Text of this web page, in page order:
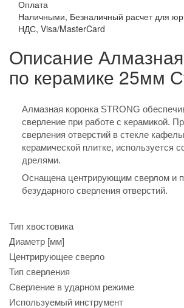
Оплата
Наличными, Безналичный расчет для
НДС, Visa/MasterCard
Описание
по керамике 25мм
Алмазная коронка STRONG
сверление при работе с керамикой.
сверления отверстий в стекле
керамической плитке, используется
дрелями.
Оснащена центрирующим сверлом и
безударного сверления отверстий.
Тип хвостовика
Диаметр [мм]
Центрирующее сверло
Тип сверления
Сверление в ударном режиме
Используемый инструмент